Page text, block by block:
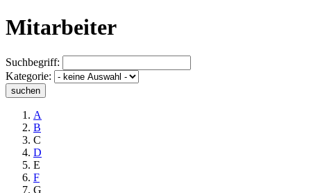
Mitarbeiter
Suchbegriff:
Kategorie:
suchen
A
B
C
D
E
F
G